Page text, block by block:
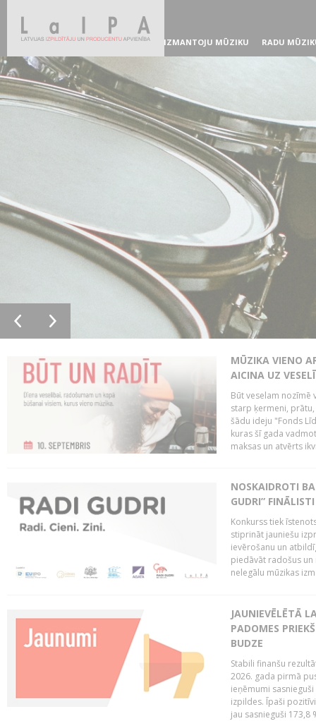
IZMANTOJU MŪZIKU RADU
MŪZIKA VIENO
AICINA UZ
Būt veselam nozīmē
starp ķermeni,
šādu ideju "Fonds
kuras šī gada
maksas un atvērts
NOSKAIDROTI
GUDRI” FINĀLISTI
Konkurss tiek
stiprināt jauniešu
ievērošanu un
piedāvāt radošus
nelegālu mūzikas
JAUNIEVĒLĒTĀ
PADOMES
BUDZE
Stabili finanšu
2026. gada pirmā
ieņēmumi
izpildes. Īpaši
jau sasnieguši 173,8